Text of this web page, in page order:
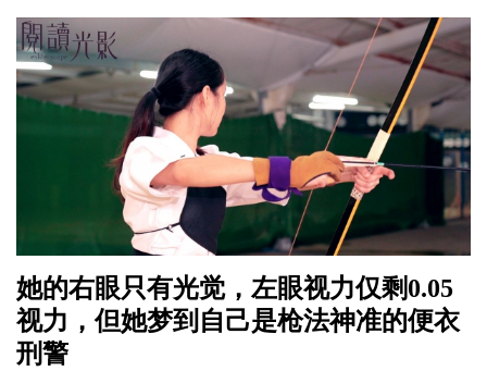
她的右眼只有光觉，左眼视力仅剩0.05
视力，但她梦到自己是枪法神准的便衣
刑警